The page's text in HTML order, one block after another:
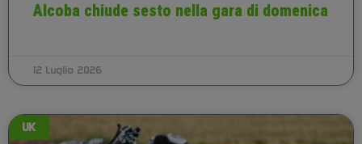
Alcoba chiude sesto nella gara di domenica
12 Luglio 2026
UK